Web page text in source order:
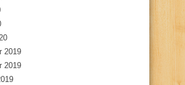
2019
2019